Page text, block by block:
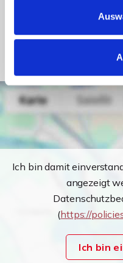
Befeuerung
Ich bin damit
angezeigt
(https://
Ich bin